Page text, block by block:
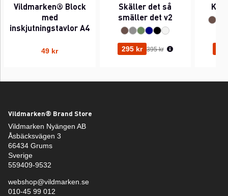
Vildmarken® Block
med
inskjutningstavlor A4
49 kr
Skäller det så
smäller det v2
295 kr Ordinarie pris:
395 kr
Vildmarken® Brand Store
Vildmarken Nyängen AB
Åsbäcksvägen 3
66434 Grums
Sverige
559409-9532
webshop@vildmarken.se
010-45 99 012